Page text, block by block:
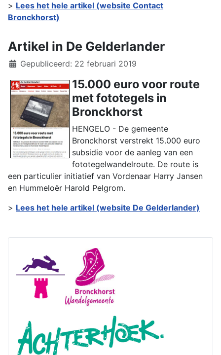
> Lees het hele artikel (website Contact
Bronckhorst)
Artikel in De Gelderlander
DetailsGepubliceerd: 22 februari 2019
15.000 euro voor route
met fototegels in
Bronckhorst
HENGELO - De gemeente
Bronckhorst verstrekt 15.000 euro
subsidie voor de aanleg van een
fototegelwandelroute. De route is
een particulier initiatief van Vordenaar Harry Jansen
en Hummeloër Harold Pelgrom.
> Lees het hele artikel (website De Gelderlander)